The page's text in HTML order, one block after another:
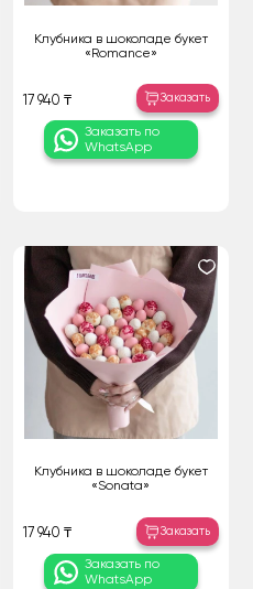
Клубника в шоколаде букет
«Romance»
17 940 ₸ Заказать
Заказать по
WhatsApp
Клубника в шоколаде букет
«Sonata»
17 940 ₸ Заказать
Заказать по
WhatsApp